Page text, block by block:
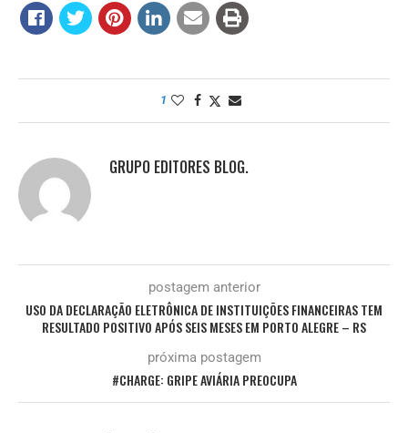
1
GRUPO EDITORES BLOG.
postagem anterior
USO DA DECLARAÇÃO ELETRÔNICA DE INSTITUIÇÕES FINANCEIRAS TEM
RESULTADO POSITIVO APÓS SEIS MESES EM PORTO ALEGRE – RS
próxima postagem
#CHARGE: GRIPE AVIÁRIA PREOCUPA